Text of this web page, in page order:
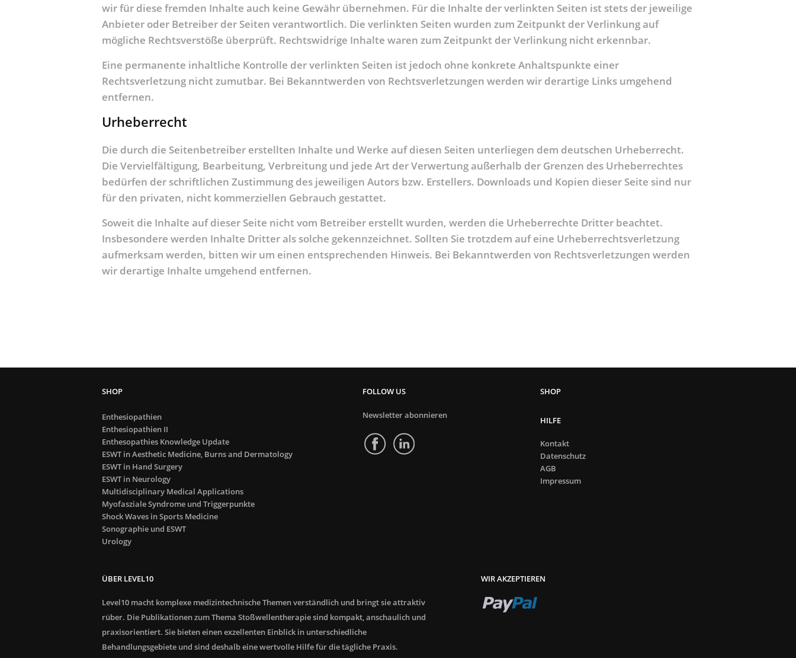
wir für diese fremden Inhalte auch keine Gewähr übernehmen. Für die Inhalte der verlinkten Seiten ist stets der jeweilige
Anbieter oder Betreiber der Seiten verantwortlich. Die verlinkten Seiten wurden zum Zeitpunkt der Verlinkung auf
mögliche Rechtsverstöße überprüft. Rechtswidrige Inhalte waren zum Zeitpunkt der Verlinkung nicht erkennbar.
Eine permanente inhaltliche Kontrolle der verlinkten Seiten ist jedoch ohne konkrete Anhaltspunkte einer
Rechtsverletzung nicht zumutbar. Bei Bekanntwerden von Rechtsverletzungen werden wir derartige Links umgehend
entfernen.
Urheberrecht
Die durch die Seitenbetreiber erstellten Inhalte und Werke auf diesen Seiten unterliegen dem deutschen Urheberrecht.
Die Vervielfältigung, Bearbeitung, Verbreitung und jede Art der Verwertung außerhalb der Grenzen des Urheberrechtes
bedürfen der schriftlichen Zustimmung des jeweiligen Autors bzw. Erstellers. Downloads und Kopien dieser Seite sind nur
für den privaten, nicht kommerziellen Gebrauch gestattet.
Soweit die Inhalte auf dieser Seite nicht vom Betreiber erstellt wurden, werden die Urheberrechte Dritter beachtet.
Insbesondere werden Inhalte Dritter als solche gekennzeichnet. Sollten Sie trotzdem auf eine Urheberrechtsverletzung
aufmerksam werden, bitten wir um einen entsprechenden Hinweis. Bei Bekanntwerden von Rechtsverletzungen werden
wir derartige Inhalte umgehend entfernen.
Enthesiopathien
Enthesiopathien II
Enthesopathies Knowledge Update
ESWT in Aesthetic Medicine, Burns and Dermatology
ESWT in Hand Surgery
ESWT in Neurology
Multidisciplinary Medical Applications
Myofasziale Syndrome und Triggerpunkte
Shock Waves in Sports Medicine
Sonographie und ESWT
Urology
HILFE
Kontakt
Datenschutz
AGB
Impressum
FOLLOW US
Newsletter abonnieren
ÜBER LEVEL10
Level10 macht komplexe medizintechnische Themen verständlich und bringt sie attraktiv
rüber. Die Publikationen zum Thema Stoßwellentherapie sind kompakt, anschaulich und
praxisorientiert. Sie bieten einen exzellenten Einblick in unterschiedliche
Behandlungsgebiete und sind deshalb eine wertvolle Hilfe für die tägliche Praxis.
WIR AKZEPTIEREN